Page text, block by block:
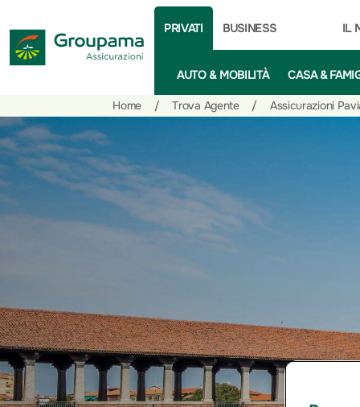
al
contenuto
ai
prodotti
per
la
sezione
Privati
alle
azioni
rapide
PRIVATI BUSINESS IL
AUTO & MOBILITÀ CASA &
Home / Trova Agente / Assicurazioni